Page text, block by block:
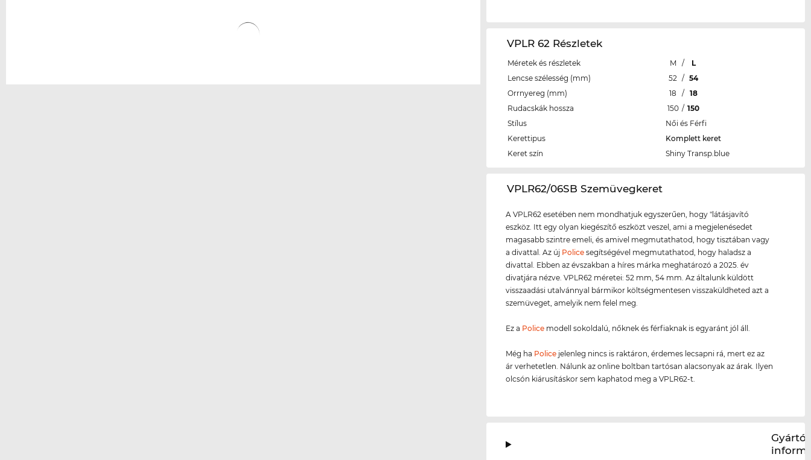
VPLR 62 Részletek
Méretek és részletek M /
L
Lencse szélesség (mm)
52 / 54
Orrnyereg (mm)
18 / 18
Rudacskák hossza
150 / 150
Stílus
Női és Férfi
Kerettipus
Komplett keret
Keret szín
Shiny Transp.blue
‌VPLR62/06SB Szemüvegkeret
A VPLR62 esetében nem mondhatjuk egyszerűen, hogy "látásjavító
eszköz. Itt egy olyan kiegészítő eszközt veszel, ami a megjelenésedet
magasabb szintre emeli, és amivel megmutathatod, hogy tisztában vagy
a divattal. Az új Police segítségével megmutathatod, hogy haladsz a
divattal. Ebben az évszakban a híres márka meghatározó a 2025. év
divatjára nézve. VPLR62 méretei: 52 mm, 54 mm. Az általunk küldött
visszaadási utalvánnyal bármikor költségmentesen visszaküldheted azt a
szemüveget, amelyik nem felel meg.
Ez a Police modell sokoldalú, nőknek és férfiaknak is egyaránt jól áll.
Még ha Police jelenleg nincs is raktáron, érdemes lecsapni rá, mert ez az
ár verhetetlen. Nálunk az online boltban tartósan alacsonyak az árak. Ilyen
olcsón kiárusításkor sem kaphatod meg a VPLR62-t.
Gyártói